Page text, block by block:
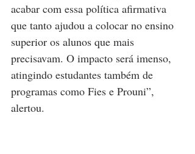
acabar com essa política afirmativa
que tanto ajudou a colocar no ensino
superior os alunos que mais
precisavam. O impacto será imenso,
atingindo estudantes também de
programas como Fies e Prouni”,
alertou.